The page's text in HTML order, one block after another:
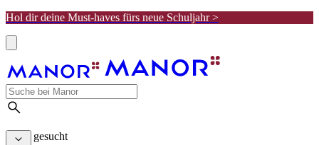
Hol dir deine Must-haves fürs neue Schuljahr >
Meist gesucht